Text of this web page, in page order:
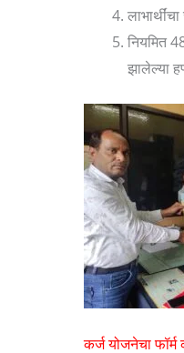
नियमित
झालेल्या
कर्ज योजनेचा